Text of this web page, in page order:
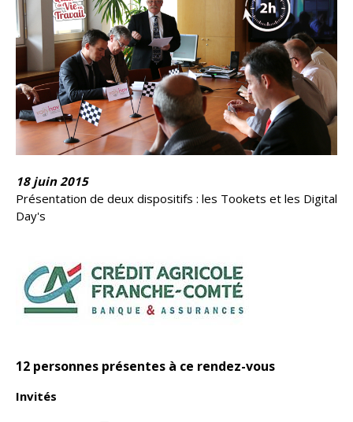
18 juin 2015
Présentation de deux dispositifs : les Tookets et les Digital
Day's
12 personnes présentes à ce rendez-vous
Invités